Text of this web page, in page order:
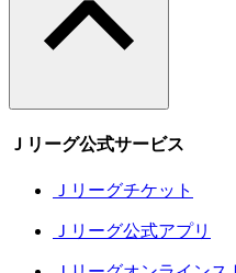
Ｊリーグ公式サービス
Ｊリーグチケット
Ｊリーグ公式アプリ